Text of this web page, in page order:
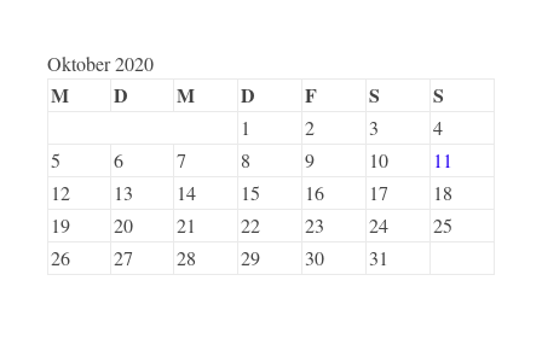
Oktober 2020
M D M D F S S
1 2 3
4
5
6 7 8 9 10
11
12
13 14 15 16 17
18
19
20 21 22 23 24
25
26
27 28 29 30 31